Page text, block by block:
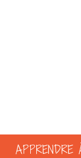
APPRENDRE